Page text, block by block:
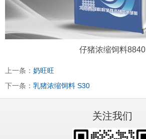
仔猪浓缩饲料8840
上一条： 奶旺旺
下一条： 乳猪浓缩饲料 S30
关注我们